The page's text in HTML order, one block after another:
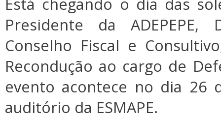
Presidente da ADEPEPE,
Conselho Fiscal e
Recondução ao cargo de
evento acontece no dia 26
auditório da ESMAPE.